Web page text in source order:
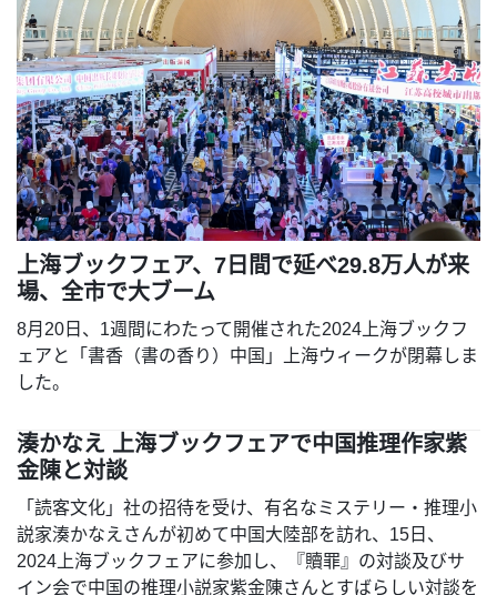
上海ブックフェア、7日間で延べ29.8万人が来
場、全市で大ブーム
8月20日、1週間にわたって開催された2024上海ブックフ
ェアと「書香（書の香り）中国」上海ウィークが閉幕しま
した。
湊かなえ 上海ブックフェアで中国推理作家紫
金陳と対談
「読客文化」社の招待を受け、有名なミステリー・推理小
説家湊かなえさんが初めて中国大陸部を訪れ、15日、
2024上海ブックフェアに参加し、『贖罪』の対談及びサ
イン会で中国の推理小説家紫金陳さんとすばらしい対談を